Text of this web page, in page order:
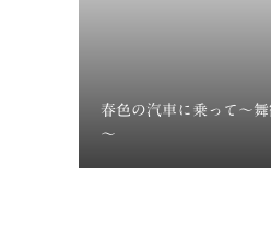
春色の汽車に乗って～舞
～